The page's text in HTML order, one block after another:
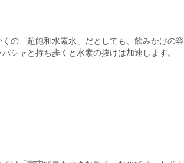
の「超飽和水素水」だとしても、飲みかけの
シャと持ち歩くと水素の抜けは加速します。